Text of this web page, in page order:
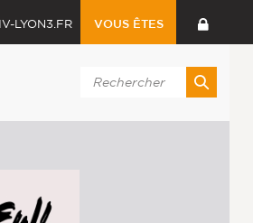
LYON3.FR VOUS ÊTES